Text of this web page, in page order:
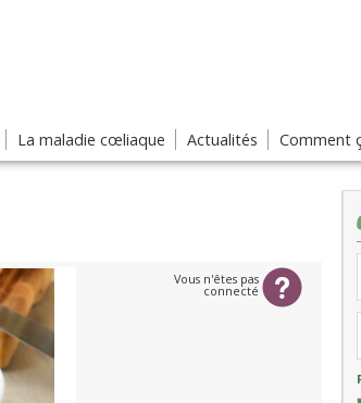
La maladie cœliaque Actualités Comment
Vous n'êtes pas
connecté